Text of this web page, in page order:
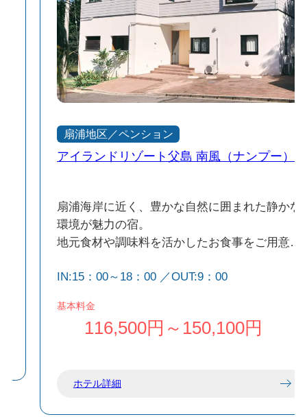
扇浦地区／ペンション
アイランドリゾート父島 南風（ナンプー）
扇浦海岸に近く、豊かな自然に囲まれた静かな
環境が魅力の宿。
地元食材や調味料を活かしたお食事をご用意
ます。
たりと滞在できるため、カップルやご夫婦、お
子様連れのファミリーにもおすすめです。
IN:15：00～18：00 ／OUT:9：00
基本料金
116,500円～150,100円
ホテル詳細